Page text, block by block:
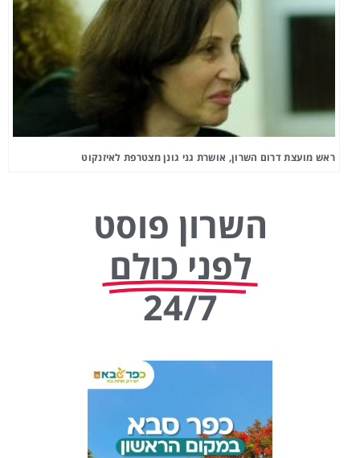
ראש מועצת דרום השרון, אושרת גני גונן מצטרפת לאיזנקוט
השרון פוסט
לפני כולם
24/7